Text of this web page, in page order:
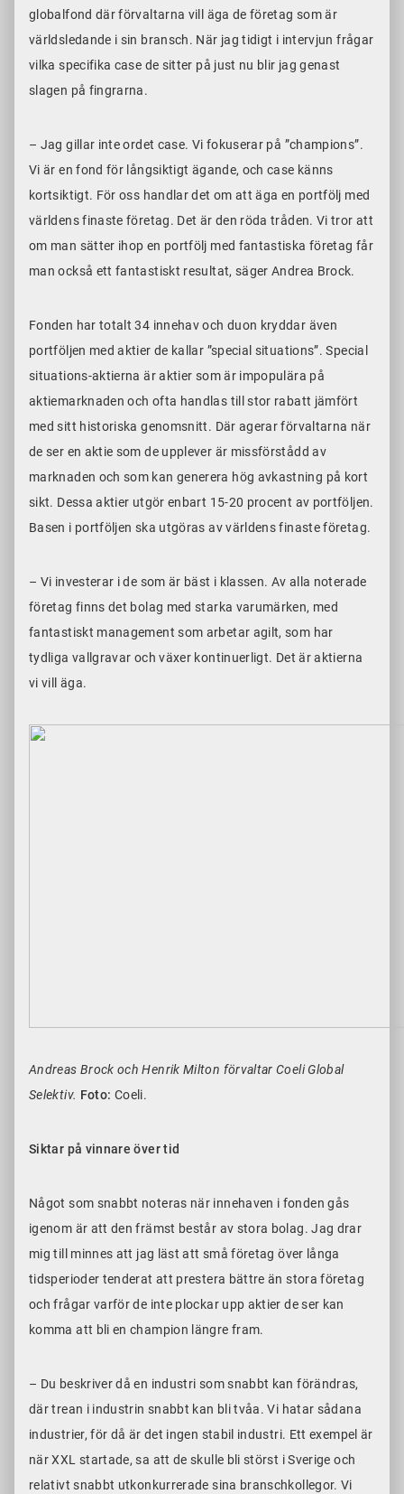
globalfond där förvaltarna vill äga de företag som är
världsledande i sin bransch. När jag tidigt i intervjun frågar
vilka specifika case de sitter på just nu blir jag genast
slagen på fingrarna.
– Jag gillar inte ordet case. Vi fokuserar på ”champions”.
Vi är en fond för långsiktigt ägande, och case känns
kortsiktigt. För oss handlar det om att äga en portfölj med
världens finaste företag. Det är den röda tråden. Vi tror att
om man sätter ihop en portfölj med fantastiska företag får
man också ett fantastiskt resultat, säger Andrea Brock.
Fonden har totalt 34 innehav och duon kryddar även
portföljen med aktier de kallar ”special situations”. Special
situations-aktierna är aktier som är impopulära på
aktiemarknaden och ofta handlas till stor rabatt jämfört
med sitt historiska genomsnitt. Där agerar förvaltarna när
de ser en aktie som de upplever är missförstådd av
marknaden och som kan generera hög avkastning på kort
sikt. Dessa aktier utgör enbart 15-20 procent av portföljen.
Basen i portföljen ska utgöras av världens finaste företag.
– Vi investerar i de som är bäst i klassen. Av alla noterade
företag finns det bolag med starka varumärken, med
fantastiskt management som arbetar agilt, som har
tydliga vallgravar och växer kontinuerligt. Det är aktierna
vi vill äga.
Andreas Brock och Henrik Milton förvaltar Coeli Global
Selektiv. Foto: Coeli.
Siktar på vinnare över tid
Något som snabbt noteras när innehaven i fonden gås
igenom är att den främst består av stora bolag. Jag drar
mig till minnes att jag läst att små företag över långa
tidsperioder tenderat att prestera bättre än stora företag
och frågar varför de inte plockar upp aktier de ser kan
komma att bli en champion längre fram.
– Du beskriver då en industri som snabbt kan förändras,
där trean i industrin snabbt kan bli tvåa. Vi hatar sådana
industrier, för då är det ingen stabil industri. Ett exempel är
när XXL startade, sa att de skulle bli störst i Sverige och
relativt snabbt utkonkurrerade sina branschkollegor. Vi